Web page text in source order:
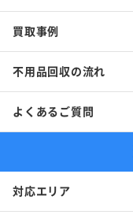
買取事例
不用品回収の流れ
よくあるご質問
対応エリア